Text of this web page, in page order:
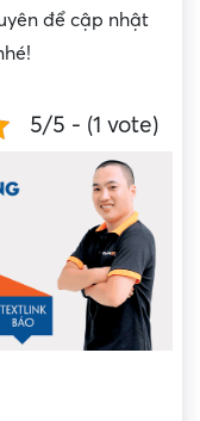
để cập nhật
5/5 - (1 vote)